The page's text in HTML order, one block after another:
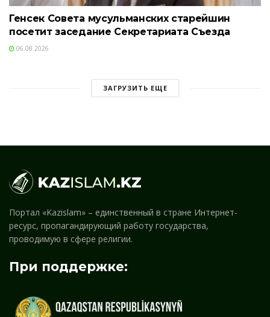
Генсек Совета мусульманских старейшин
посетит заседание Секретариата Съезда
06.08.2026
ЗАГРУЗИТЬ ЕЩЕ
Портал «Kazislam» – единственный в стране Интернет-
ресурс, пропагандирующий работу государства,
проводимую в сфере религии.
При поддержке: